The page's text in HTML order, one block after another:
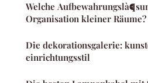
Welche
Organisation kleiner Räume?
Die dekorationsgalerie:
einrichtungsstil